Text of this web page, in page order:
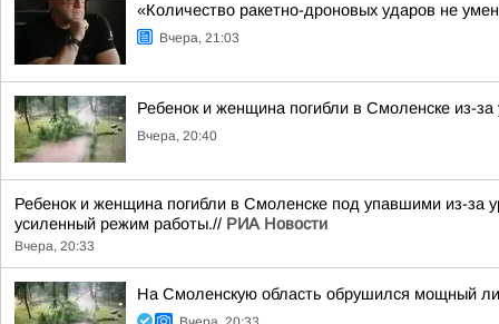
«Количество ракетно-дроновых ударов не
Вчера, 21:03
Ребенок и женщина погибли в Смоленске из-
Вчера, 20:40
Ребенок и женщина погибли в Смоленске под упавшими из-за
усиленный режим работы.// РИА Новости
Вчера, 20:33
На Смоленскую область обрушился мощный